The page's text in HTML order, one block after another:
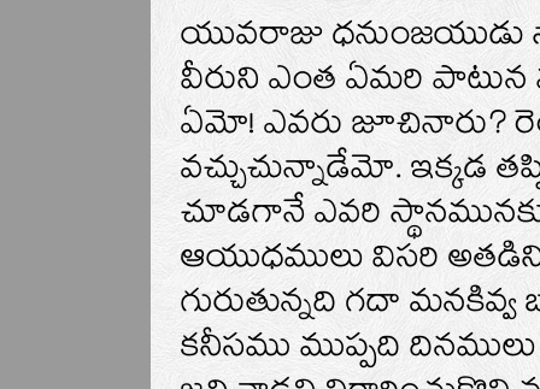
యువరాజు
వీరుని ఎంత ఏమరి పాటున
ఏమో! ఎవరు జూచినారు?
వచ్చుచున్నాడేమో. ఇక్కడ
చూడగానే ఎవరి
ఆయుధములు విసరి
గురుతున్నది గదా
కనీసము ముప్పది